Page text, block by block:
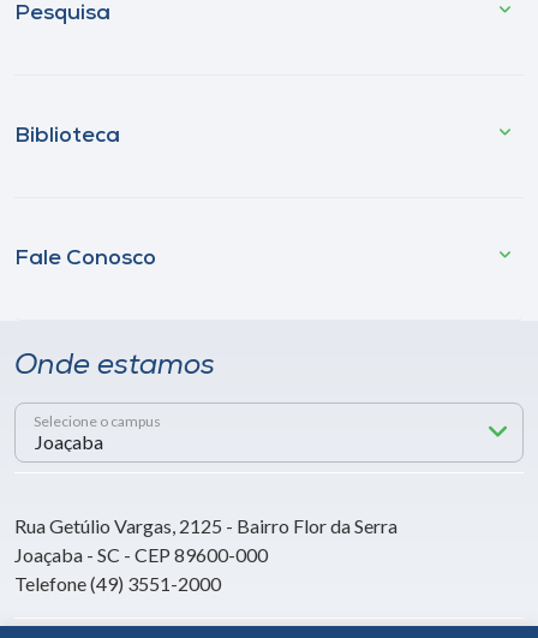
Pesquisa
Biblioteca
Fale Conosco
Onde estamos
Selecione o campus
Rua Getúlio Vargas, 2125 - Bairro Flor da Serra
Joaçaba - SC - CEP 89600-000
Telefone (49) 3551-2000